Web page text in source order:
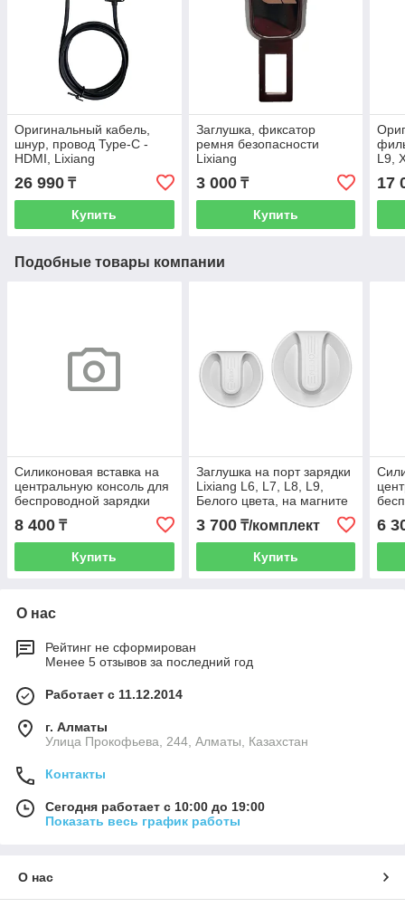
Оригинальный кабель,
шнур, провод Type-C -
HDMI, Lixiang
26 990 ₸
Купить
Заглушка, фиксатор
ремня безопасности
Lixiang
3 000₸
Купить
L9,
17
Подобные товары компании
Силиконовая вставка на
центральную консоль для
беспроводной зарядки
черного цвета, до
8 400 ₸
Купить
Заглушка на порт зарядки
Lixiang L6, L7, L8, L9,
Белого цвета, на магните
3 700₸/комплект
Купить
6
О нас
Рейтинг не сформирован
Менее 5 отзывов за последний год
Работает с 11.12.2014
г. Алматы
​Улица Прокофьева, 244, Алматы, Казахстан
Контакты
Сегодня работает с 10:00 до 19:00
Показать весь график работы
О нас